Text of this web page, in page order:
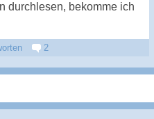
durchlesen, bekomme ich
2